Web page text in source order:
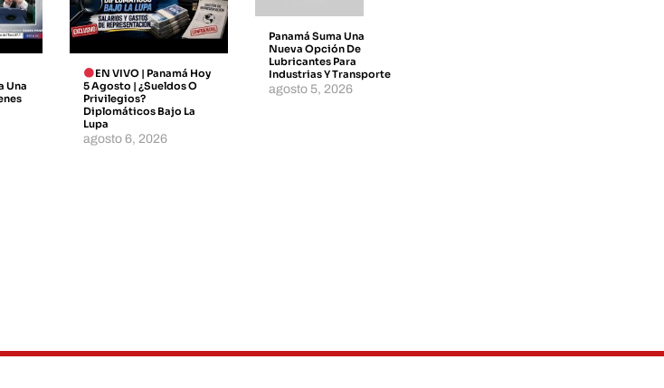
Una
EN VIVO | Panamá Hoy
5 Agosto | ¿Sueldos O
Privilegios?
Diplomáticos Bajo La
Lupa
agosto 6, 2026
Panamá Suma Una
Nueva Opción De
Lubricantes Para
Industrias Y Transporte
agosto 5, 2026